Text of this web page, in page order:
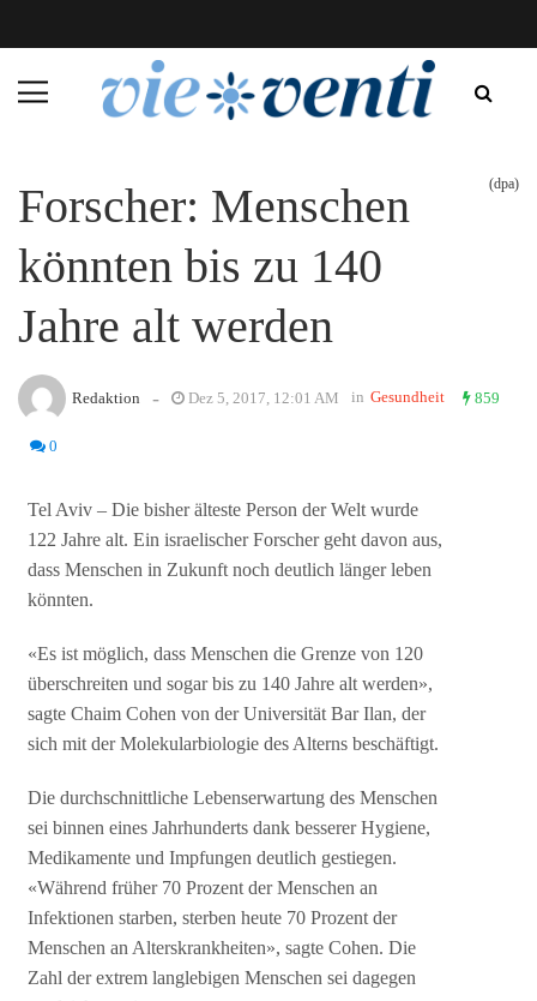
Forscher: Menschen
könnten bis zu 140
Jahre alt werden
(dpa)
Redaktion - Dez 5, 2017, 12:01 AM in Gesundheit 859
0
Tel Aviv – Die bisher älteste Person der Welt wurde
122 Jahre alt. Ein israelischer Forscher geht davon aus,
dass Menschen in Zukunft noch deutlich länger leben
könnten.
«Es ist möglich, dass Menschen die Grenze von 120
überschreiten und sogar bis zu 140 Jahre alt werden»,
sagte Chaim Cohen von der Universität Bar Ilan, der
sich mit der Molekularbiologie des Alterns beschäftigt.
Die durchschnittliche Lebenserwartung des Menschen
sei binnen eines Jahrhunderts dank besserer Hygiene,
Medikamente und Impfungen deutlich gestiegen.
«Während früher 70 Prozent der Menschen an
Infektionen starben, sterben heute 70 Prozent der
Menschen an Alterskrankheiten», sagte Cohen. Die
Zahl der extrem langlebigen Menschen sei dagegen